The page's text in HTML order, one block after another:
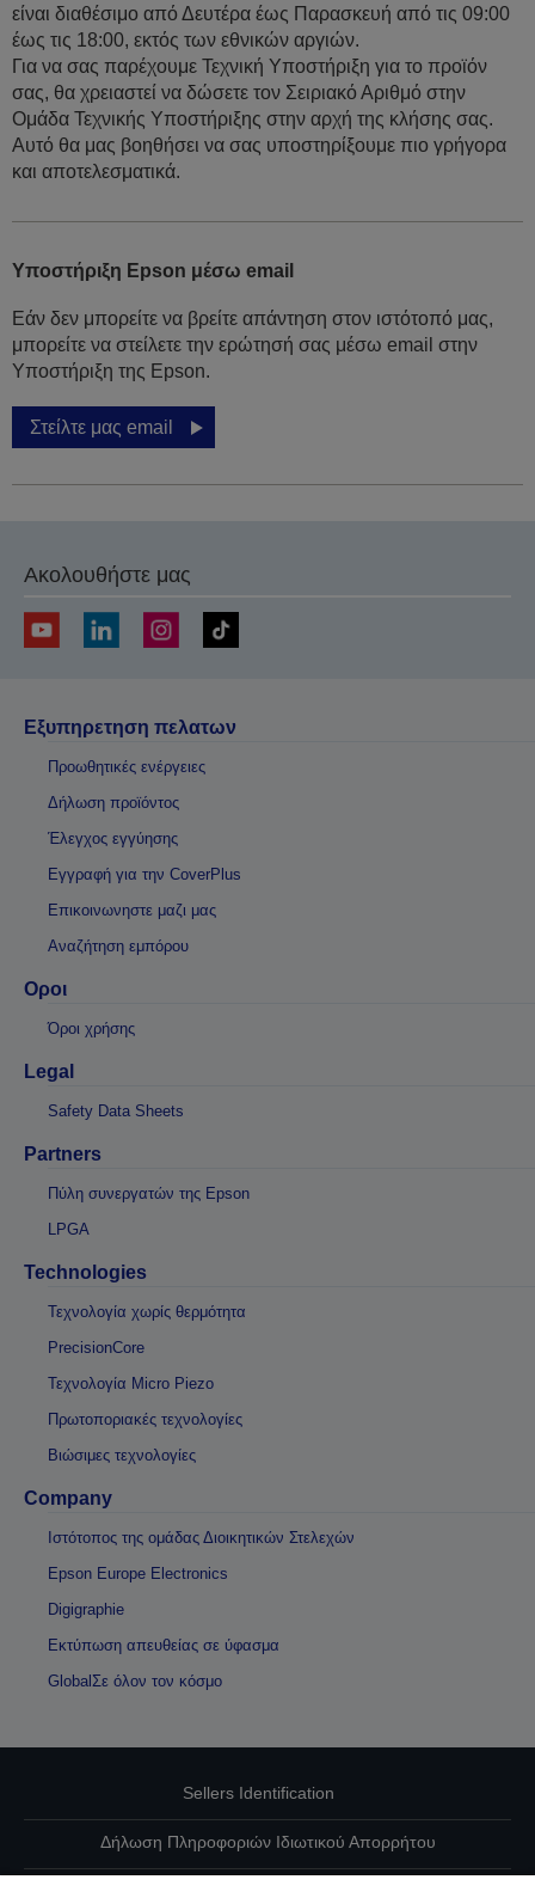
είναι διαθέσιμο από Δευτέρα έως Παρασκευή από τις 09:00
έως τις 18:00, εκτός των εθνικών αργιών.
Για να σας παρέχουμε Τεχνική Υποστήριξη για το προϊόν
σας, θα χρειαστεί να δώσετε τον Σειριακό Αριθμό στην
Ομάδα Τεχνικής Υποστήριξης στην αρχή της κλήσης σας.
Αυτό θα μας βοηθήσει να σας υποστηρίξουμε πιο γρήγορα
και αποτελεσματικά.
Υποστήριξη Epson μέσω email
Εάν δεν μπορείτε να βρείτε απάντηση στον ιστότοπό μας,
μπορείτε να στείλετε την ερώτησή σας μέσω email στην
Υποστήριξη της Epson.
Στείλτε μας email
Ακολουθήστε μας
Εξυπηρετηση πελατων
Προωθητικές ενέργειες
Δήλωση προϊόντος
Έλεγχος εγγύησης
Εγγραφή για την CoverPlus
Επικοινωνηστε μαζι μας
Αναζήτηση εμπόρου
Οροι
Όροι χρήσης
Legal
Safety Data Sheets
Partners
Πύλη συνεργατών της Epson
LPGA
Technologies
Τεχνολογία χωρίς θερμότητα
PrecisionCore
Τεχνολογία Micro Piezo
Πρωτοποριακές τεχνολογίες
Βιώσιμες τεχνολογίες
Company
Ιστότοπος της ομάδας Διοικητικών Στελεχών
Epson Europe Electronics
Digigraphie
Εκτύπωση απευθείας σε ύφασμα
GlobalΣε όλον τον κόσμο
Sellers Identification
Δήλωση Πληροφοριών Ιδιωτικού Απορρήτου